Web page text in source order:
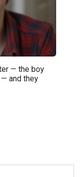
— the boy
and they